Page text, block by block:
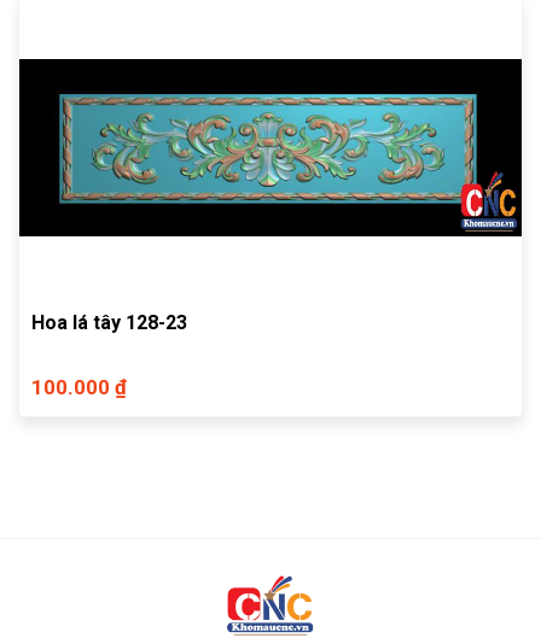
Hoa lá tây 128-23
100.000 ₫